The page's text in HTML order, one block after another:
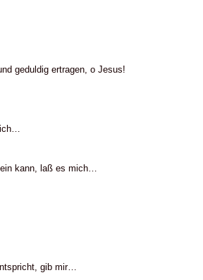
geduldig ertragen, o Jesus!
kann, laß es mich…
gib mir…